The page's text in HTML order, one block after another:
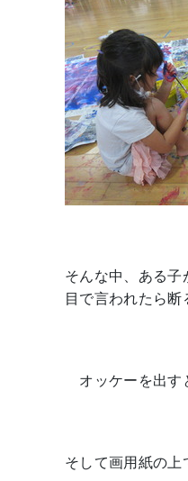
そんな中、ある
目で言われたら断
オッケーを出す
そして画用紙の